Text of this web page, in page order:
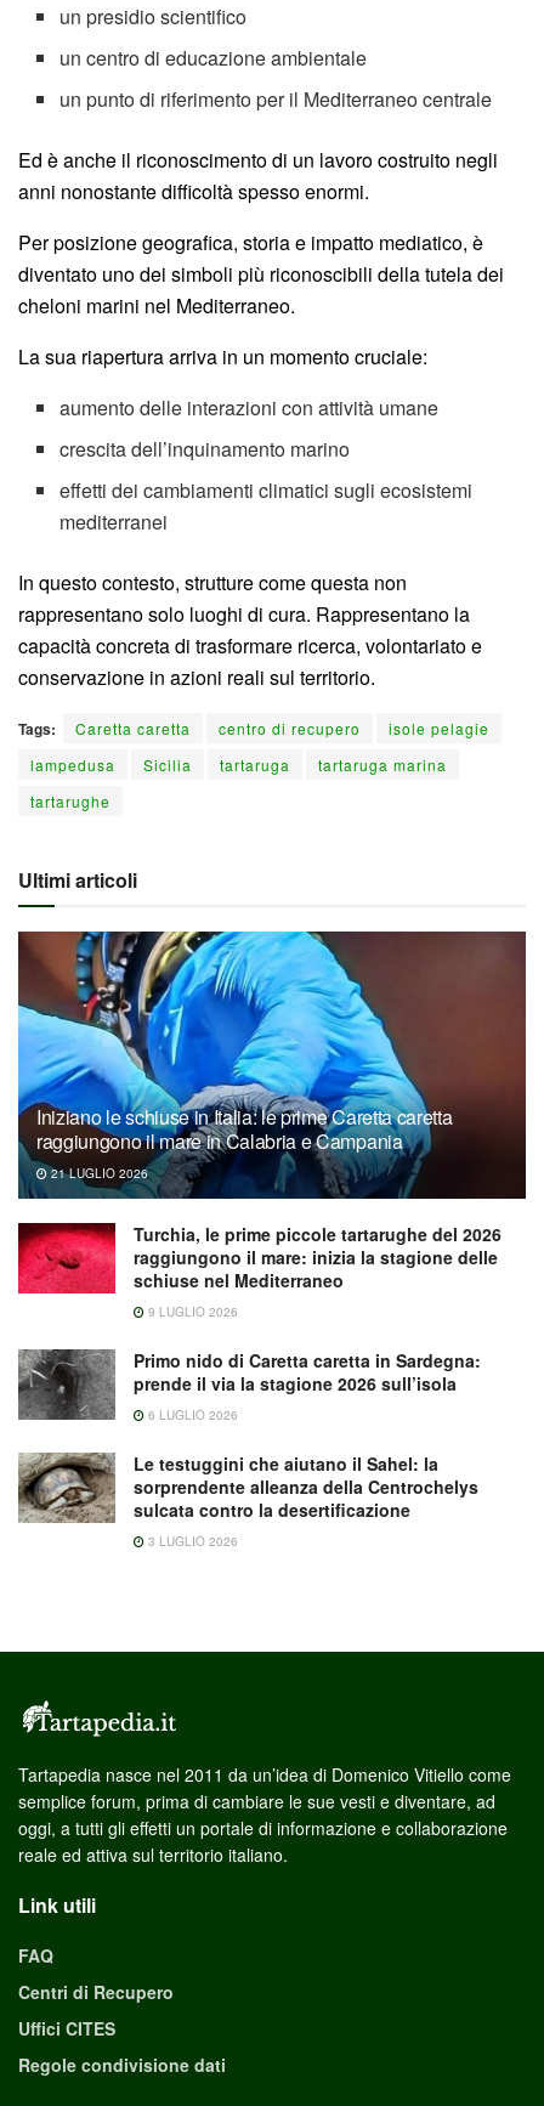
un presidio scientifico
un centro di educazione ambientale
un punto di riferimento per il Mediterraneo centrale
Ed è anche il riconoscimento di un lavoro costruito negli
anni nonostante difficoltà spesso enormi.
Per posizione geografica, storia e impatto mediatico, è
diventato uno dei simboli più riconoscibili della tutela dei
cheloni marini nel Mediterraneo.
La sua riapertura arriva in un momento cruciale:
aumento delle interazioni con attività umane
crescita dell’inquinamento marino
effetti dei cambiamenti climatici sugli ecosistemi
mediterranei
In questo contesto, strutture come questa non
rappresentano solo luoghi di cura. Rappresentano la
capacità concreta di trasformare ricerca, volontariato e
conservazione in azioni reali sul territorio.
Tags: Caretta caretta centro di recupero
isole pelagie
lampedusa
Sicilia tartaruga
tartaruga marina
tartarughe
Ultimi articoli
Iniziano le schiuse in Italia: le prime Caretta caretta
raggiungono il mare in Calabria e Campania
21 LUGLIO 2026
Turchia, le prime piccole tartarughe del 2026
raggiungono il mare: inizia la stagione delle
schiuse nel Mediterraneo
9 LUGLIO 2026
Primo nido di Caretta caretta in Sardegna:
prende il via la stagione 2026 sull’isola
6 LUGLIO 2026
Le testuggini che aiutano il Sahel: la
sorprendente alleanza della Centrochelys
sulcata contro la desertificazione
3 LUGLIO 2026
Tartapedia nasce nel 2011 da un’idea di Domenico Vitiello come
semplice forum, prima di cambiare le sue vesti e diventare, ad
oggi, a tutti gli effetti un portale di informazione e collaborazione
reale ed attiva sul territorio italiano.
Link utili
FAQ
Centri di Recupero
Uffici CITES
Regole condivisione dati